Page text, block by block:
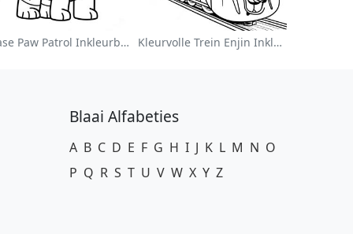
Chase Paw Patrol Inkleurblad Kleurvolle Trein Enjin Inkleurblad
Blaai Alfabeties
A B C D E F G H I J K L M N O
P Q R S T U V W X Y Z